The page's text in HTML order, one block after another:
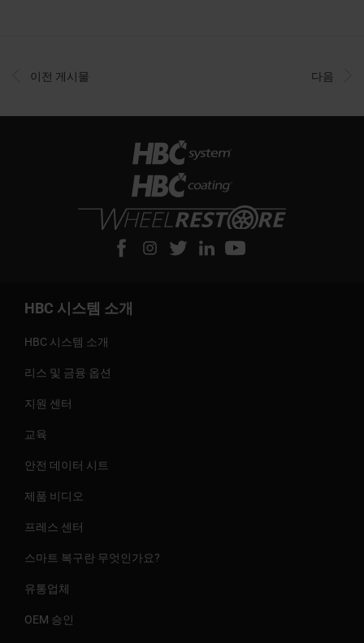
이전 게시물 다음
HBC 시스템 소개
HBC 시스템 소개
리스 및 금융 옵션
지원 센터
교육
안전 데이터 시트
제품 비디오
프레스 센터
스마트 복구란 무엇인가요?
유통업체
OEM 승인